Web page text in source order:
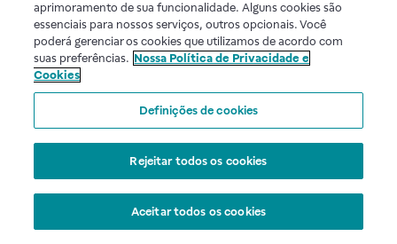
aprimoramento de sua funcionalidade. Alguns cookies são
essenciais para nossos serviços, outros opcionais. Você
poderá gerenciar os cookies que utilizamos de acordo com
suas preferências. Nossa Política de Privacidade e
Cookies
Definições de cookies
Rejeitar todos os cookies
Aceitar todos os cookies